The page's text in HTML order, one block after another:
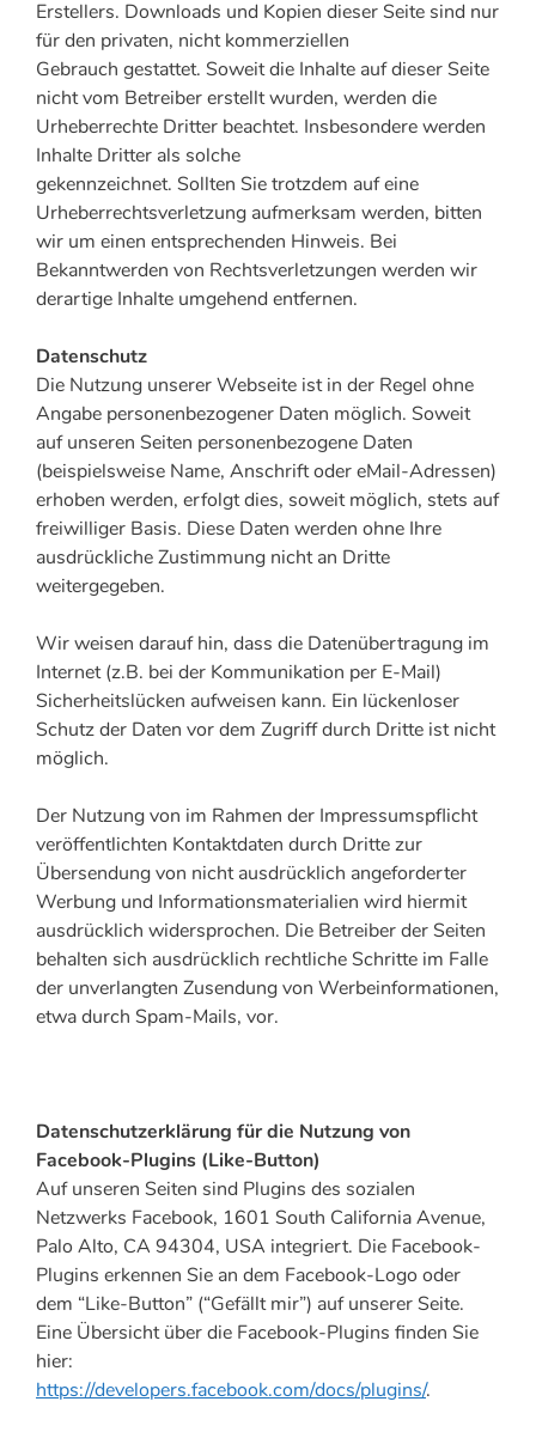
Erstellers. Downloads und Kopien dieser Seite sind nur
für den privaten, nicht kommerziellen
Gebrauch gestattet. Soweit die Inhalte auf dieser Seite
nicht vom Betreiber erstellt wurden, werden die
Urheberrechte Dritter beachtet. Insbesondere werden
Inhalte Dritter als solche
gekennzeichnet. Sollten Sie trotzdem auf eine
Urheberrechtsverletzung aufmerksam werden, bitten
wir um einen entsprechenden Hinweis. Bei
Bekanntwerden von Rechtsverletzungen werden wir
derartige Inhalte umgehend entfernen.
Datenschutz
Die Nutzung unserer Webseite ist in der Regel ohne
Angabe personenbezogener Daten möglich. Soweit
auf unseren Seiten personenbezogene Daten
(beispielsweise Name, Anschrift oder eMail-Adressen)
erhoben werden, erfolgt dies, soweit möglich, stets auf
freiwilliger Basis. Diese Daten werden ohne Ihre
ausdrückliche Zustimmung nicht an Dritte
weitergegeben.
Wir weisen darauf hin, dass die Datenübertragung im
Internet (z.B. bei der Kommunikation per E-Mail)
Sicherheitslücken aufweisen kann. Ein lückenloser
Schutz der Daten vor dem Zugriff durch Dritte ist nicht
möglich.
Der Nutzung von im Rahmen der Impressumspflicht
veröffentlichten Kontaktdaten durch Dritte zur
Übersendung von nicht ausdrücklich angeforderter
Werbung und Informationsmaterialien wird hiermit
ausdrücklich widersprochen. Die Betreiber der Seiten
behalten sich ausdrücklich rechtliche Schritte im Falle
der unverlangten Zusendung von Werbeinformationen,
etwa durch Spam-Mails, vor.
Datenschutzerklärung für die Nutzung von
Facebook-Plugins (Like-Button)
Auf unseren Seiten sind Plugins des sozialen
Netzwerks Facebook, 1601 South California Avenue,
Palo Alto, CA 94304, USA integriert. Die Facebook-
Plugins erkennen Sie an dem Facebook-Logo oder
dem “Like-Button” (“Gefällt mir”) auf unserer Seite.
Eine Übersicht über die Facebook-Plugins finden Sie
hier:
https://developers.facebook.com/docs/plugins/.